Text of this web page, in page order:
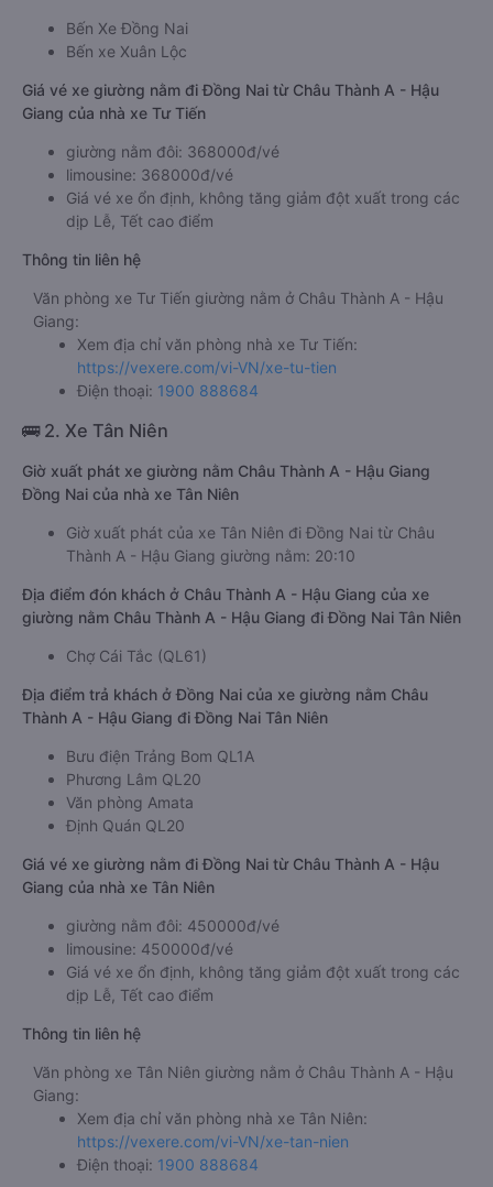
Bến Xe Đồng Nai
Bến xe Xuân Lộc
Giá vé xe giường nằm đi Đồng Nai từ Châu Thành A - Hậu
Giang của nhà xe Tư Tiến
giường nằm đôi: 368000đ/vé
limousine: 368000đ/vé
Giá vé xe ổn định, không tăng giảm đột xuất trong các
dịp Lễ, Tết cao điểm
Thông tin liên hệ
Văn phòng xe Tư Tiến giường nằm ở Châu Thành A - Hậu
Giang:
Xem địa chỉ văn phòng nhà xe Tư Tiến:
https://vexere.com/vi-VN/xe-tu-tien
Điện thoại: 1900 888684
🚌 2. Xe Tân Niên
Giờ xuất phát xe giường nằm Châu Thành A - Hậu Giang
Đồng Nai của nhà xe Tân Niên
Giờ xuất phát của xe Tân Niên đi Đồng Nai từ Châu
Thành A - Hậu Giang giường nằm: 20:10
Địa điểm đón khách ở Châu Thành A - Hậu Giang của xe
giường nằm Châu Thành A - Hậu Giang đi Đồng Nai Tân Niên
Chợ Cái Tắc (QL61)
Địa điểm trả khách ở Đồng Nai của xe giường nằm Châu
Thành A - Hậu Giang đi Đồng Nai Tân Niên
Bưu điện Trảng Bom QL1A
Phương Lâm QL20
Văn phòng Amata
Định Quán QL20
Giá vé xe giường nằm đi Đồng Nai từ Châu Thành A - Hậu
Giang của nhà xe Tân Niên
giường nằm đôi: 450000đ/vé
limousine: 450000đ/vé
Giá vé xe ổn định, không tăng giảm đột xuất trong các
dịp Lễ, Tết cao điểm
Thông tin liên hệ
Văn phòng xe Tân Niên giường nằm ở Châu Thành A - Hậu
Giang:
Xem địa chỉ văn phòng nhà xe Tân Niên:
https://vexere.com/vi-VN/xe-tan-nien
Điện thoại: 1900 888684